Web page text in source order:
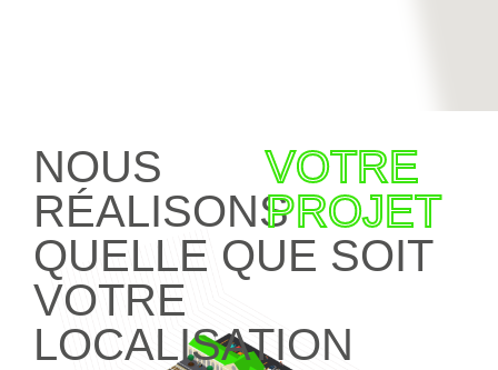
NOUS
RÉALISONS
VOTRE
PROJET
QUELLE QUE SOIT
VOTRE
LOCALISATION